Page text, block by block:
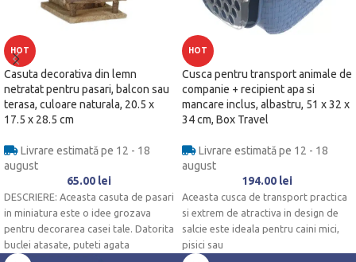
HOT
Casuta decorativa din lemn
netratat pentru pasari, balcon sau
terasa, culoare naturala, 20.5 x
17.5 x 28.5 cm
Livrare estimată pe 12 - 18
august
65.00 lei
DESCRIERE: Aceasta casuta de pasari
in miniatura este o idee grozava
pentru decorarea casei tale. Datorita
buclei atasate, puteti agata
HOT
Cusca pentru transport animale de
companie + recipient apa si
mancare inclus, albastru, 51 x 32 x
34 cm, Box Travel
Livrare estimată pe 12 - 18
august
194.00 lei
Aceasta cusca de transport practica
si extrem de atractiva in design de
salcie este ideala pentru caini mici,
pisici sau